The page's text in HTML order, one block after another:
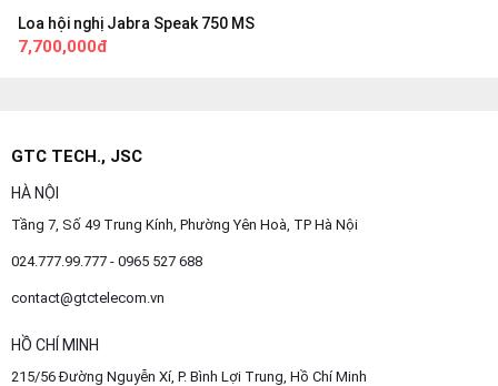
Loa hội nghị Jabra Speak 750 MS
7,700,000đ
GTC TECH., JSC
HÀ NỘI
Tầng 7, Số 49 Trung Kính, Phường Yên Hoà, TP Hà Nội
024.777.99.777 - 0965 527 688
contact@gtctelecom.vn
HỒ CHÍ MINH
215/56 Đường Nguyễn Xí, P. Bình Lợi Trung, Hồ Chí Minh